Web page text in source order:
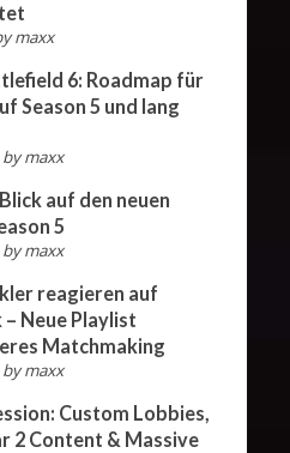
maxx
6: Roadmap für
Season 5 und lang
bymaxx
auf den neuen
5
bymaxx
reagieren auf
Neue Playlist
Matchmaking
bymaxx
Custom Lobbies,
2 Content & Massive